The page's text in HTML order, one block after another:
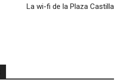
La wi-fi de la Plaza Castilla